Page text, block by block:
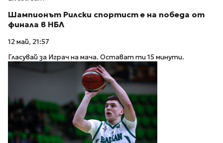
Шампионът Рилски спортист е на победа от
финала в НБЛ
12 май, 21:57
Гласувай за Играч на мача. Остават ти 15 минути.